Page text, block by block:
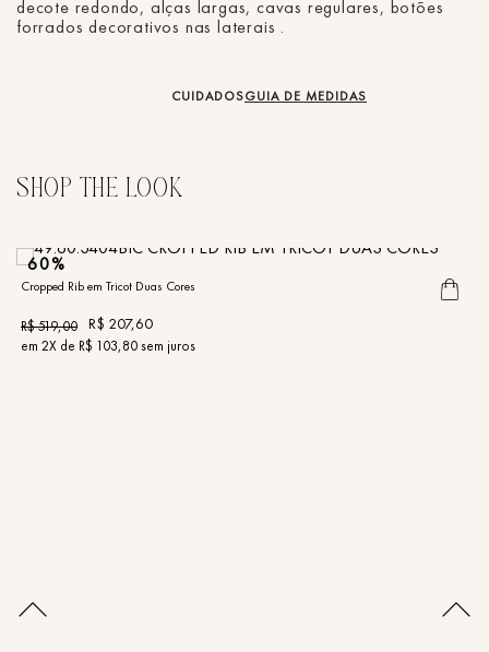
decote redondo, alças largas, cavas regulares, botões
forrados decorativos nas laterais .
CUIDADOSGUIA DE MEDIDAS
60%
Cropped Rib em Tricot Duas Cores
R$519,00 R$ 207,60
em 2X de R$ 103,80sem juros